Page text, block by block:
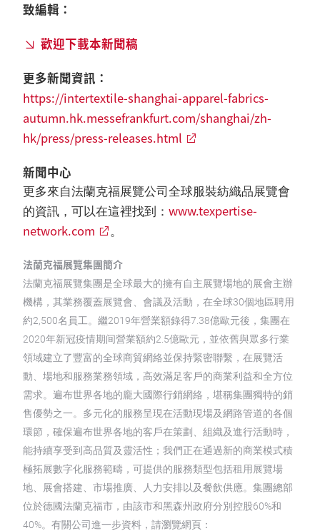
致編輯：
歡迎下載本新聞稿
更多新聞資訊：
https://intertextile-shanghai-apparel-fabrics-
autumn.hk.messefrankfurt.com/shanghai/zh-
hk/press/press-releases.html
新聞中心
更多來自法蘭克福展覽公司全球服裝紡織品展覽會
的資訊，可以在這裡找到： www.texpertise-
network.com
。
法蘭克福展覽集團簡介
法蘭克福展覽集團是全球最大的擁有自主展覽場地的展會主辦
機構，其業務覆蓋展覽會、會議及活動，在全球30個地區聘用
約2,500名員工。繼2019年營業額錄得7.38億歐元後，集團在
2020年新冠疫情期间營業額約2.5億歐元，並依舊與眾多行業
領域建立了豐富的全球商貿網絡並保持緊密聯繫，在展覽活
動、場地和服務業務領域，高效滿足客戶的商業利益和全方位
需求。遍布世界各地的龐大國際行銷網絡，堪稱集團獨特的銷
售優勢之一。多元化的服務呈現在活動現場及網路管道的各個
環節，確保遍布世界各地的客戶在策劃、組織及進行活動時，
能持續享受到高品質及靈活性；我們正在通過新的商業模式積
極拓展數字化服務範疇，可提供的服務類型包括租用展覽場
地、展會搭建、市場推廣、人力安排以及餐飲供應。集團總部
位於德國法蘭克福市，由該市和黑森州政府分別控股60%和
40%。有關公司進一步資料，請瀏覽網頁：